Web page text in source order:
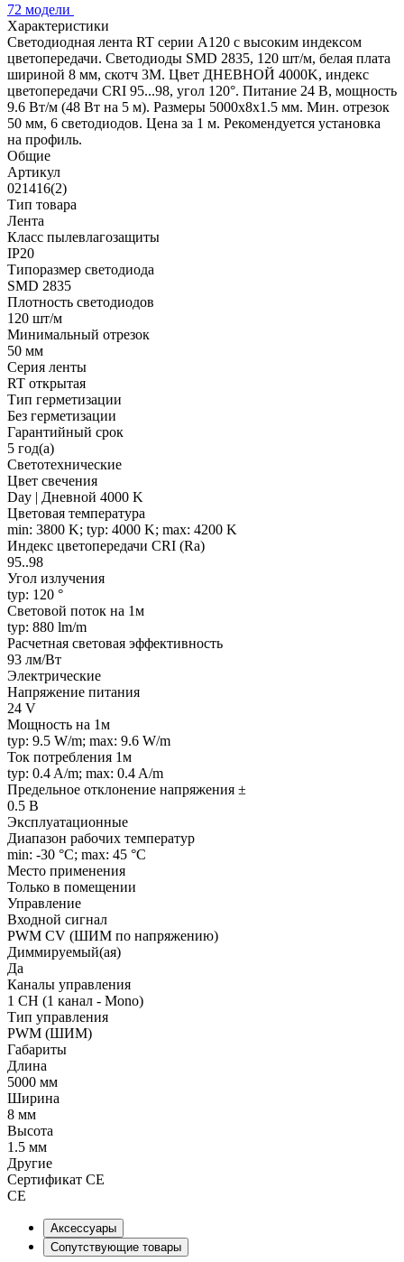
72 модели
Характеристики
Светодиодная лента RT серии A120 с высоким индексом
цветопередачи. Светодиоды SMD 2835, 120 шт/м, белая плата
шириной 8 мм, скотч 3М. Цвет ДНЕВНОЙ 4000K, индекс
цветопередачи CRI 95...98, угол 120°. Питание 24 В, мощность
9.6 Вт/м (48 Вт на 5 м). Размеры 5000х8х1.5 мм. Мин. отрезок
50 мм, 6 светодиодов. Цена за 1 м. Рекомендуется установка
на профиль.
Общие
Артикул
021416(2)
Тип товара
Лента
Класс пылевлагозащиты
IP20
Типоразмер светодиода
SMD 2835
Плотность светодиодов
120 шт/м
Минимальный отрезок
50 мм
Серия ленты
RT открытая
Тип герметизации
Без герметизации
Гарантийный срок
5 год(а)
Светотехнические
Цвет свечения
Day | Дневной 4000 K
Цветовая температура
min: 3800 K; typ: 4000 K; max: 4200 K
Индекс цветопередачи CRI (Ra)
95..98
Угол излучения
typ: 120 °
Световой поток на 1м
typ: 880 lm/m
Расчетная световая эффективность
93 лм/Вт
Электрические
Напряжение питания
24 V
Мощность на 1м
typ: 9.5 W/m; max: 9.6 W/m
Ток потребления 1м
typ: 0.4 A/m; max: 0.4 A/m
Предельное отклонение напряжения ±
0.5 В
Эксплуатационные
Диапазон рабочих температур
min: -30 °C; max: 45 °C
Место применения
Только в помещении
Управление
Входной сигнал
PWM СV (ШИМ по напряжению)
Диммируемый(ая)
Да
Каналы управления
1 CH (1 канал - Mono)
Тип управления
PWM (ШИМ)
Габариты
Длина
5000 мм
Ширина
8 мм
Высота
1.5 мм
Другие
Сертификат CE
CE
Аксессуары
Сопутствующие товары